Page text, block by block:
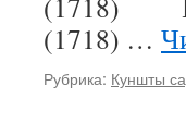
(1718) …
Рубрика: Куншты